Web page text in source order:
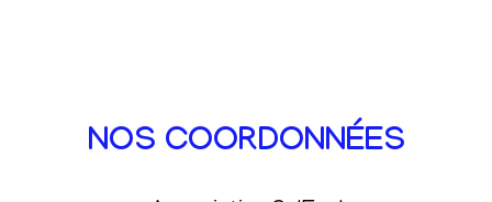
NOS COORDONNÉES